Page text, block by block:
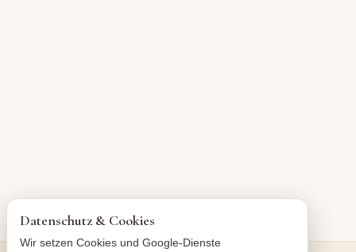
Datenschutz & Cookies
Wir setzen Cookies und Google-Dienste